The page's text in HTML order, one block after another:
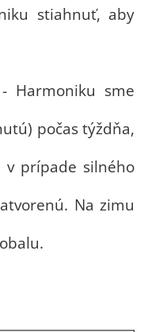
stiahnuť, aby
sme
počas týždňa,
prípade silného
Na zimu